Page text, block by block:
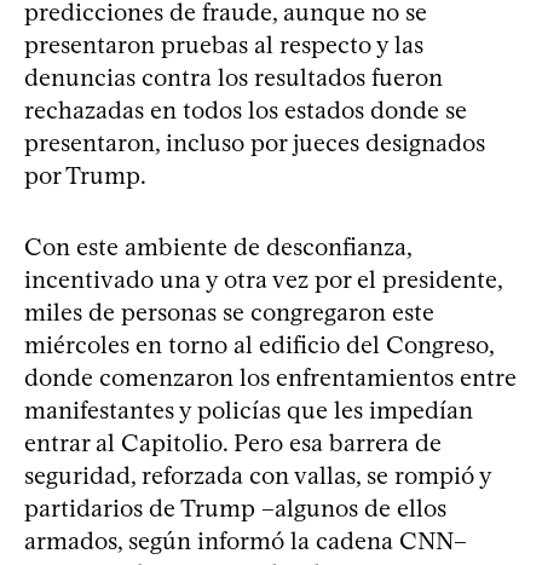
predicciones de fraude, aunque no se
presentaron pruebas al respecto y las
denuncias contra los resultados fueron
rechazadas en todos los estados donde se
presentaron, incluso por jueces designados
por Trump.
Con este ambiente de desconfianza,
incentivado una y otra vez por el presidente,
miles de personas se congregaron este
miércoles en torno al edificio del Congreso,
donde comenzaron los enfrentamientos entre
manifestantes y policías que les impedían
entrar al Capitolio. Pero esa barrera de
seguridad, reforzada con vallas, se rompió y
partidarios de Trump –algunos de ellos
armados, según informó la cadena CNN–